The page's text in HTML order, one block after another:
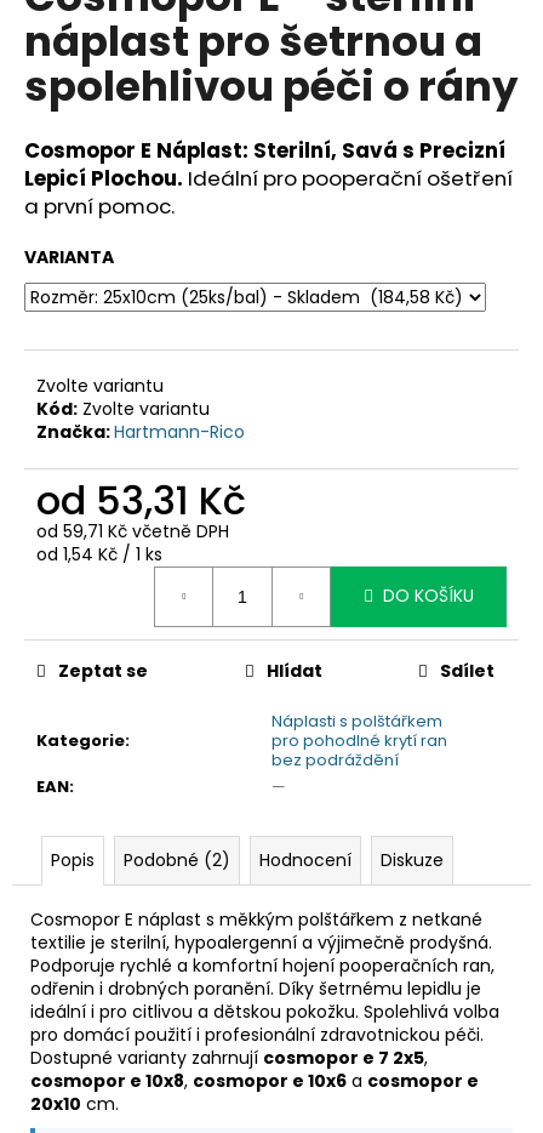
5
hvězdiček.
náplast pro šetrnou a
spolehlivou péči o rány
Cosmopor E Náplast: Sterilní, Savá s Precizní
Lepicí Plochou. Ideální pro pooperační ošetření
a první pomoc.
VARIANTA
Zvolte variantu
Kód: Zvolte variantu
Značka:Hartmann-Rico
od 53,31 Kč
od 59,71 Kč včetně DPH
Měrná
od 1,54 Kč / 1 ks
DO KOŠÍKU
Kategorie:
Náplasti s polštářkem
pro pohodlné krytí ran
bez podráždění
EAN: —
Zeptat se Hlídat Sdílet
Popis Podobné (2) Hodnocení Diskuze
Cosmopor E náplast s měkkým polštářkem z netkané
textilie je sterilní, hypoalergenní a výjimečně prodyšná.
Podporuje rychlé a komfortní hojení pooperačních ran,
odřenin i drobných poranění. Díky šetrnému lepidlu je
ideální i pro citlivou a dětskou pokožku. Spolehlivá volba
pro domácí použití i profesionální zdravotnickou péči.
Dostupné varianty zahrnují cosmopor e 7 2x5,
cosmopor e 10x8, cosmopor e 10x6 a cosmopor e
20x10 cm.
a
j
í
?
HLEDAT
D
o
p
o
u
č
e